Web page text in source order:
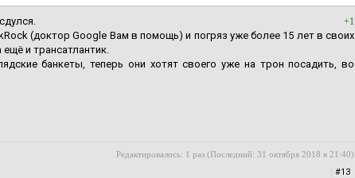
+1
(доктор Google Вам в помощь) и погряз уже более 15 лет в своих
и трансатлантик.
банкеты, теперь они хотят своего уже на трон посадить, во
Редактировалось: 1 раз (Последний: 31 октября 2018 в 21:40)
#13